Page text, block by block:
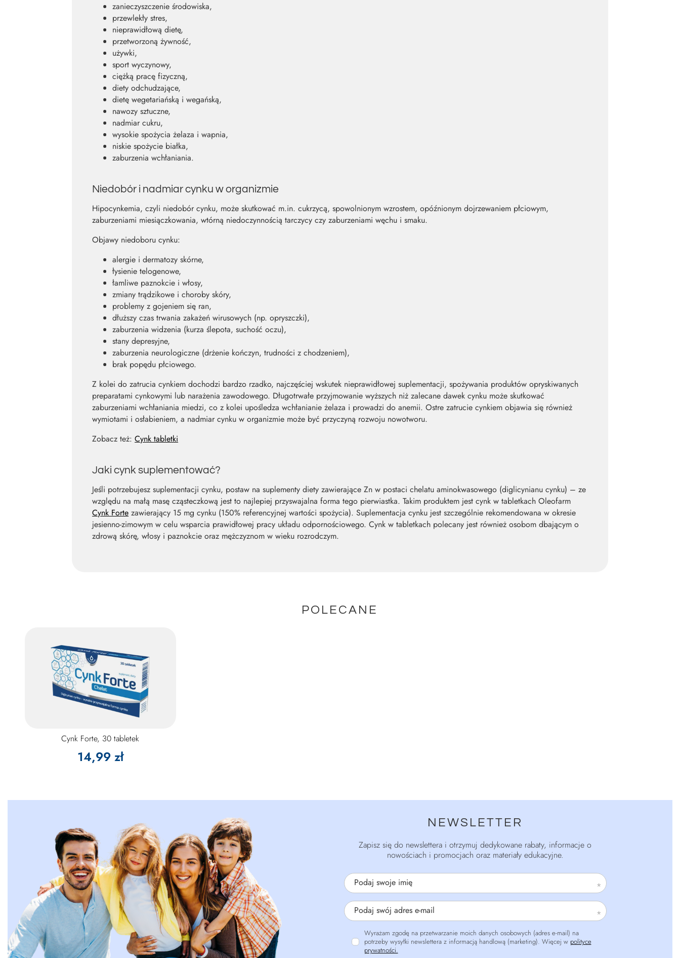
zanieczyszczenie środowiska,
przewlekły stres,
nieprawidłową dietę,
przetworzoną żywność,
używki,
sport wyczynowy,
ciężką pracę fizyczną,
diety odchudzające,
dietę wegetariańską i wegańską,
nawozy sztuczne,
nadmiar cukru,
wysokie spożycia żelaza i wapnia,
niskie spożycie białka,
zaburzenia wchłaniania.
Niedobór i nadmiar cynku w organizmie
Hipocynkemia, czyli niedobór cynku, może skutkować m.in. cukrzycą, spowolnionym wzrostem, opóźnionym dojrzewaniem płciowym,
zaburzeniami miesiączkowania, wtórną niedoczynnością tarczycy czy zaburzeniami węchu i smaku.
Objawy niedoboru cynku:
alergie i dermatozy skórne,
łysienie telogenowe,
łamliwe paznokcie i włosy,
zmiany trądzikowe i choroby skóry,
problemy z gojeniem się ran,
dłuższy czas trwania zakażeń wirusowych (np. opryszczki),
zaburzenia widzenia (kurza ślepota, suchość oczu),
stany depresyjne,
zaburzenia neurologiczne (drżenie kończyn, trudności z chodzeniem),
brak popędu płciowego.
Z kolei do zatrucia cynkiem dochodzi bardzo rzadko, najczęściej wskutek nieprawidłowej suplementacji, spożywania produktów opryskiwanych
preparatami cynkowymi lub narażenia zawodowego. Długotrwałe przyjmowanie wyższych niż zalecane dawek cynku może skutkować
zaburzeniami wchłaniania miedzi, co z kolei upośledza wchłanianie żelaza i prowadzi do anemii. Ostre zatrucie cynkiem objawia się również
wymiotami i osłabieniem, a nadmiar cynku w organizmie może być przyczyną rozwoju nowotworu.
Zobacz też:Cynk tabletki
Jaki cynk suplementować?
Jeśli potrzebujesz suplementacji cynku, postaw na suplementy diety zawierające Zn w postaci chelatu aminokwasowego (diglicynianu cynku) – ze
względu na małą masę cząsteczkową jest to najlepiej przyswajalna forma tego pierwiastka. Takim produktem jest cynk w tabletkach Oleofarm
Cynk Forte zawierający 15 mg cynku (150% referencyjnej wartości spożycia). Suplementacja cynku jest szczególnie rekomendowana w okresie
jesienno-zimowym w celu wsparcia prawidłowej pracy układu odpornościowego. Cynk w tabletkach polecany jest również osobom dbającym o
zdrową skórę, włosy i paznokcie oraz mężczyznom w wieku rozrodczym.
POLECANE
Cynk Forte, 30 tabletek
14,99 zł
NEWSLETTER
Zapisz się do newslettera i otrzymuj dedykowane rabaty, informacje o
nowościach i promocjach oraz materiały edukacyjne.
Podaj swoje imię
Podaj swój adres e-mail
Wyrażam zgodę na przetwarzanie moich danych osobowych (adres e-mail) na
potrzeby wysyłki newslettera z informacją handlową (marketing). Więcej w polityce
prywatności.